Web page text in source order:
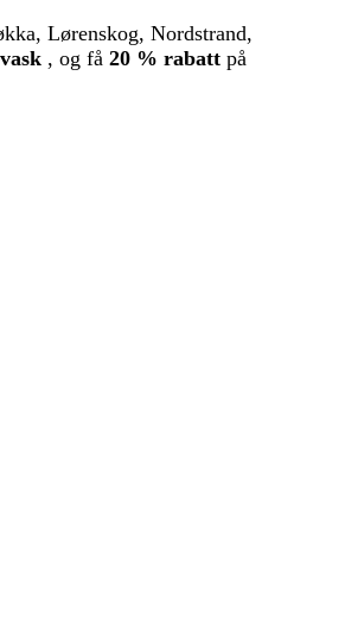
Lørenskog, Nordstrand,
, og få 20 % rabatt på